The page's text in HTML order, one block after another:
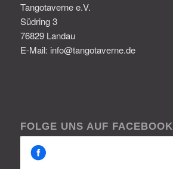
Tangotaverne e.V.
Südring 3
76829 Landau
E-Mail: info@tangotaverne.de
FOLGE UNS AUF FACEBOOK